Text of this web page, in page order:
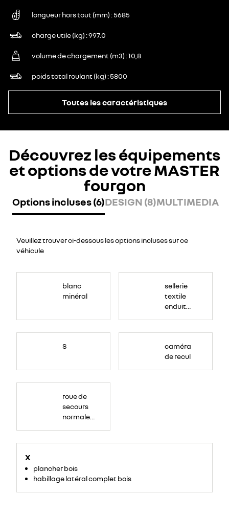
longueur hors tout (mm) 5685
charge utile (kg) 997.0
volume de chargement (m3) 10,8
poids total roulant (kg) 5800
Toutes les caractéristiques
Découvrez les équipements
et options de votre MASTER
fourgon
Options incluses (6)DESIGN (8)MULTIMEDIA
Veuillez trouver ci-dessous les options incluses sur ce
véhicule
blanc
minéral
sellerie
textile
enduit
S
caméra
de recul
roue de
secours
normale
X
plancher bois
habillage latéral complet bois